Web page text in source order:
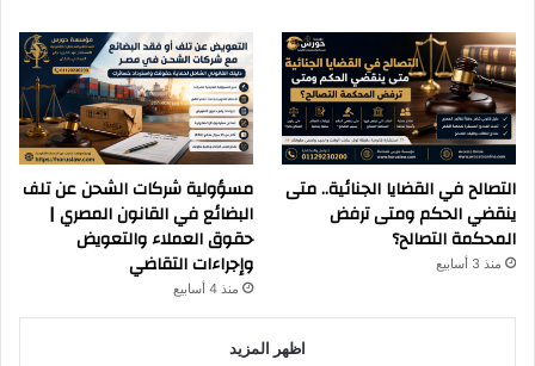
التصالح في القضايا الجنائية.. متى
ينقضي الحكم ومتى ترفض
المحكمة التصالح؟
منذ 3 أسابيع
مسؤولية شركات الشحن عن تلف
البضائع في القانون المصري |
حقوق العملاء والتعويض
وإجراءات التقاضي
منذ 4 أسابيع
اظهر المزيد